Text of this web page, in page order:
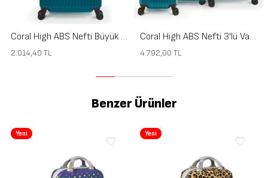
Coral High ABS Nefti Büyük Boy Valiz 16413
2.014,40 TL
Coral High ABS Nefti 3'lü Valiz Seti 16410
4.792,00 TL
Benzer Ürünler
Yeni Yeni